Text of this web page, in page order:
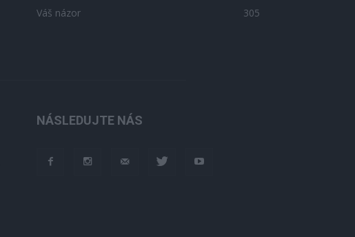
Váš názor
305
NÁSLEDUJTE NÁS